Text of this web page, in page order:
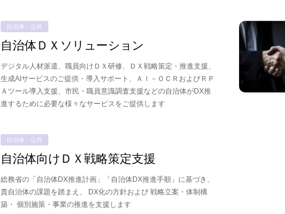
自治体・公共
自治体ＤＸソリューション
デジタル人材派遣、職員向けＤＸ研修、ＤＸ戦略策定・推進支援、
生成AIサービスのご提供・導入サポート、ＡＩ－ＯＣＲおよびＲＰ
Ａツール導入支援、市民・職員意識調査支援などの自治体がDX推
進するために必要な様々なサービスをご提供します
自治体・公共
自治体向けＤＸ戦略策定支援
総務省の「自治体DX推進計画」「自治体DX推進手順」に基づき、
貴自治体の課題を踏まえ、 DX化の方針および 戦略立案・体制構
築・ 個別施策・事業の推進を支援します